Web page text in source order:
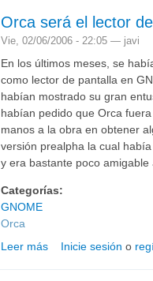
Orca será el lector
Vie, 02/06/2006 - 22:05 — javi
En los últimos meses, se
como lector de pantalla en
habían mostrado su gran
habían pedido que Orca
manos a la obra en obtener
versión prealpha la cual
y era bastante poco amigable
Categorías:
GNOME
Orca
Leer más sobre Orca será el
Inicie sesión o